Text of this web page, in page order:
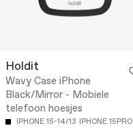
Holdit
Wavy Case iPhone
Black/Mirror - Mobiele
telefoon hoesjes
IPHONE 15-14/13 IPHONE 15PRO